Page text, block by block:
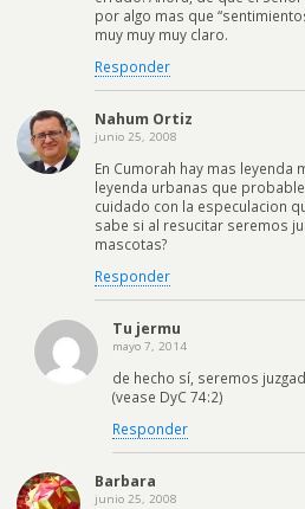
por algo mas que
muy muy muy claro.
Responder
Nahum Ortiz
junio 25, 2008
En Cumorah hay mas
leyenda urbanas que
cuidado con la especulacion
sabe si al resucitar seremos
mascotas?
Responder
Tu jermu
mayo 7, 2014
de hecho sí, seremos
(vease DyC 74:2)
Responder
Barbara
junio 25, 2008